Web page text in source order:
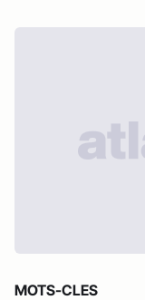
MOTS-CLES